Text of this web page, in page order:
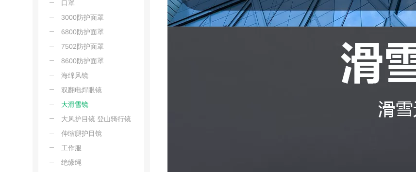
口罩
3000防护面罩
6800防护面罩
7502防护面罩
8600防护面罩
海绵风镜
双翻电焊眼镜
大滑雪镜
大风护目镜 登山骑行镜
伸缩腿护目镜
工作服
绝缘绳